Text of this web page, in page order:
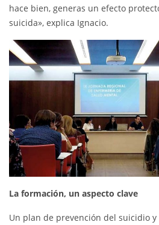
hace bien, generas un efecto
suicida», explica Ignacio.
La formación, un aspecto clave
Un plan de prevención del suicidio y